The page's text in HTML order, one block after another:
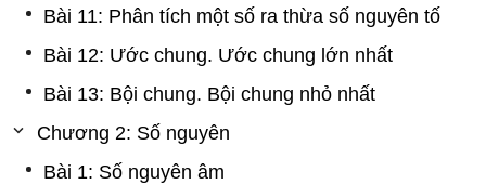
Bài 11: Phân tích một số ra thừa số nguyên tố
Bài 12: Ước chung. Ước chung lớn nhất
Bài 13: Bội chung. Bội chung nhỏ nhất
Chương 2: Số nguyên
Bài 1: Số nguyên âm